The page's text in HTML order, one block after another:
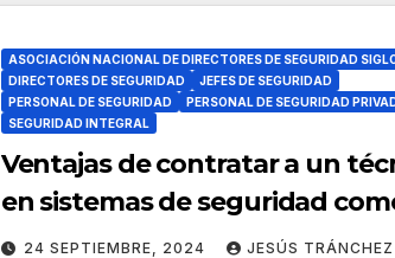
ASOCIACIÓN NACIONAL DE DIRECTORES DE SEGURIDAD
DIRECTORES DE SEGURIDAD
JEFES DE SEGURIDAD
PERSONAL DE SEGURIDAD
PERSONAL DE SEGURIDAD
SEGURIDAD INTEGRAL
Ventajas de contratar a un
en sistemas de seguridad
Director de Seguridad
24 SEPTIEMBRE, 2024 JESÚS TRÁNCHEZ